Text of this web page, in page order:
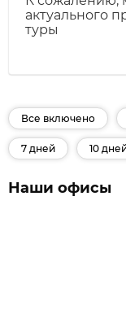
актуального
туры
Все включено
7 дней 10
Наши офисы